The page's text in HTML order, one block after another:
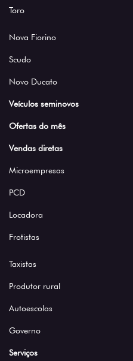
Toro
Nova Fiorino
Scudo
Novo Ducato
Veículos seminovos
Ofertas do mês
Vendas diretas
Microempresas
PCD
Locadora
Frotistas
Taxistas
Produtor rural
Autoescolas
Governo
Serviços